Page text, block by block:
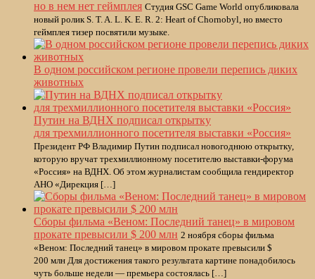
но в нем нет геймплея Студия GSC Game World опубликовала
новый ролик S. T. A. L. K. E. R. 2: Heart of Chornobyl, но вместо
геймплея тизер посвятили музыке.
В одном российском регионе провели перепись диких
животных
Путин на ВДНХ подписал открытку
для трехмиллионного посетителя выставки «Россия»
Президент РФ Владимир Путин подписал новогоднюю открытку,
которую вручат трехмиллионному посетителю выставки-форума
«Россия» на ВДНХ. Об этом журналистам сообщила гендиректор
АНО «Дирекция […]
Сборы фильма «Веном: Последний танец» в мировом
прокате превысили $ 200 млн 2 ноября сборы фильма
«Веном: Последний танец» в мировом прокате превысили $
200 млн Для достижения такого результата картине понадобилось
чуть больше недели — премьера состоялась […]